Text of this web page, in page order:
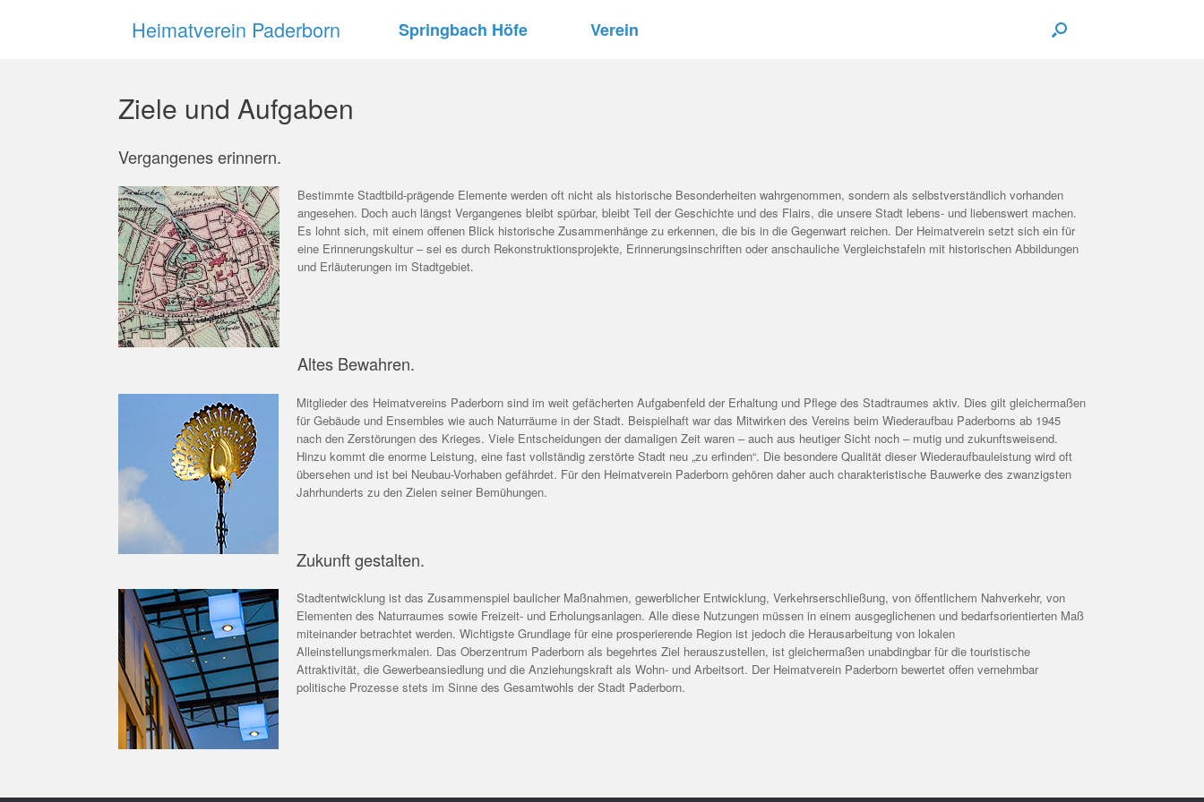
Heimatverein Paderborn Springbach Höfe Verein
Ziele und Aufgaben
Vergangenes erinnern.
Bestimmte Stadtbild-prägende Elemente werden oft nicht als historische Besonderheiten wahrgenommen, sondern als selbstverständlich vorhanden
angesehen. Doch auch längst Vergangenes bleibt spürbar, bleibt Teil der Geschichte und des Flairs, die unsere Stadt lebens- und liebenswert machen.
Es lohnt sich, mit einem offenen Blick historische Zusammenhänge zu erkennen, die bis in die Gegenwart reichen. Der Heimatverein setzt sich ein für
eine Erinnerungskultur – sei es durch Rekonstruktionsprojekte, Erinnerungsinschriften oder anschauliche Vergleichstafeln mit historischen Abbildungen
und Erläuterungen im Stadtgebiet.
Altes Bewahren.
Mitglieder des Heimatvereins Paderborn sind im weit gefächerten Aufgabenfeld der Erhaltung und Pflege des Stadtraumes aktiv. Dies gilt gleichermaßen
für Gebäude und Ensembles wie auch Naturräume in der Stadt. Beispielhaft war das Mitwirken des Vereins beim Wiederaufbau Paderborns ab 1945
nach den Zerstörungen des Krieges. Viele Entscheidungen der damaligen Zeit waren – auch aus heutiger Sicht noch – mutig und zukunftsweisend.
Hinzu kommt die enorme Leistung, eine fast vollständig zerstörte Stadt neu „zu erfinden“. Die besondere Qualität dieser Wiederaufbauleistung wird oft
übersehen und ist bei Neubau-Vorhaben gefährdet. Für den Heimatverein Paderborn gehören daher auch charakteristische Bauwerke des zwanzigsten
Jahrhunderts zu den Zielen seiner Bemühungen.
Zukunft gestalten.
Stadtentwicklung ist das Zusammenspiel baulicher Maßnahmen, gewerblicher Entwicklung, Verkehrserschließung, von öffentlichem Nahverkehr, von
Elementen des Naturraumes sowie Freizeit- und Erholungsanlagen. Alle diese Nutzungen müssen in einem ausgeglichenen und bedarfsorientierten Maß
miteinander betrachtet werden. Wichtigste Grundlage für eine prosperierende Region ist jedoch die Herausarbeitung von lokalen
Alleinstellungsmerkmalen. Das Oberzentrum Paderborn als begehrtes Ziel herauszustellen, ist gleichermaßen unabdingbar für die touristische
Attraktivität, die Gewerbeansiedlung und die Anziehungskraft als Wohn- und Arbeitsort. Der Heimatverein Paderborn bewertet offen vernehmbar
politische Prozesse stets im Sinne des Gesamtwohls der Stadt Paderborn.